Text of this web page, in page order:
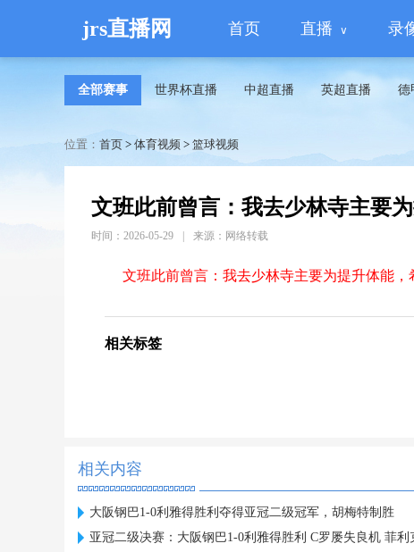
jrs直播网 首页 直播 录
全部赛事 世界杯直播 中超直播 英超直播 德
位置： 首页 > 体育视频 > 篮球视频
文班此前曾言：我去少林寺主要
时间：2026-05-29 来源：网络转载
文班此前曾言：我去少林寺主要为提升体能，
相关标签
相关内容
大阪钢巴1-0利雅得胜利夺得亚冠二级冠军，胡梅特制胜
亚冠二级决赛：大阪钢巴1-0利雅得胜利 C罗屡失良机 菲利